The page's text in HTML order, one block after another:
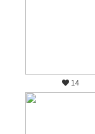
14